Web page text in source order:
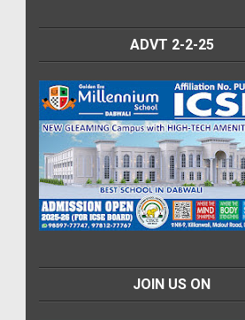
ADVT 2-2-25
JOIN US ON